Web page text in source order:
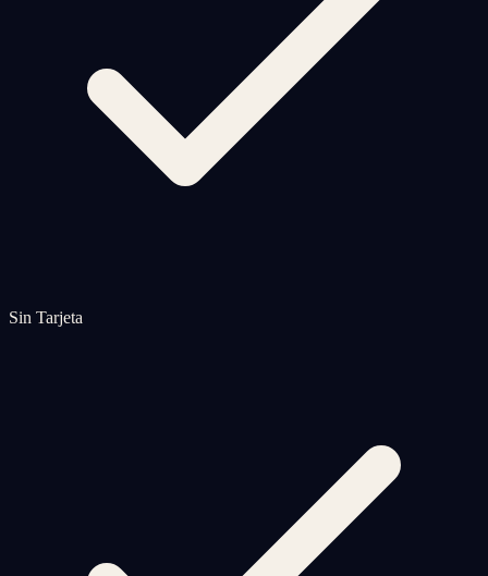
Sin Tarjeta